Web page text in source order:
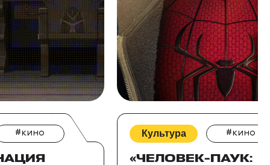
#кино Культура #кино
«ЧЕЛОВЕК-ПАУК: